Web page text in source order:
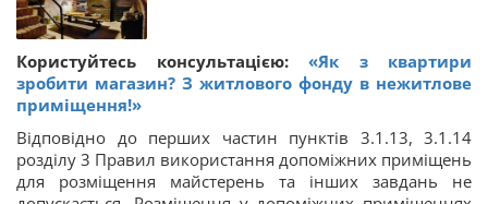
Користуйтесь консультацією: «Як з квартири
зробити магазин? З житлового фонду в нежитлове
приміщення!»
Відповідно до перших частин пунктів 3.1.13, 3.1.14
розділу 3 Правил використання допоміжних приміщень
для розміщення майстерень та інших завдань не